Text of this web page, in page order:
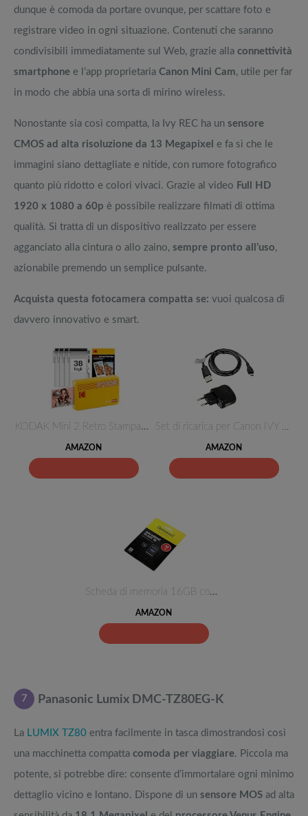
dunque è comoda da portare ovunque, per scattare foto e
registrare video in ogni situazione. Contenuti che saranno
condivisibili immediatamente sul Web, grazie alla connettività
smartphone e l’app proprietaria Canon Mini Cam, utile per far
in modo che abbia una sorta di mirino wireless.
Nonostante sia così compatta, la Ivy REC ha un sensore
CMOS ad alta risoluzione da 13 Megapixel e fa sì che le
immagini siano dettagliate e nitide, con rumore fotografico
quanto più ridotto e colori vivaci. Grazie al video Full HD
1920 x 1080 a 60p è possibile realizzare filmati di ottima
qualità. Si tratta di un dispositivo realizzato per essere
agganciato alla cintura o allo zaino, sempre pronto all’uso,
azionabile premendo un semplice pulsante.
Acquista questa fotocamera compatta se: vuoi qualcosa di
davvero innovativo e smart.
KODAK Mini 2 Retro Stampante F…
AMAZON
Set di ricarica per Canon IVY …
AMAZON
Scheda di memoria 16GB compati…
AMAZON
7 Panasonic Lumix DMC-TZ80EG-K
La LUMIX TZ80 entra facilmente in tasca dimostrandosi così
una macchinetta compatta comoda per viaggiare. Piccola ma
potente, si potrebbe dire: consente d’immortalare ogni minimo
dettaglio vicino e lontano. Dispone di un sensore MOS ad alta